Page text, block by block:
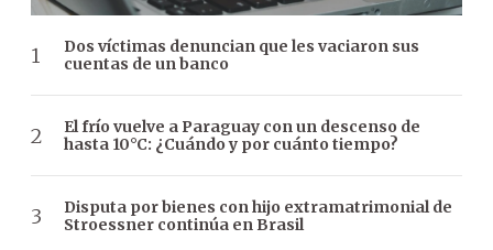
Dos víctimas denuncian que les vaciaron sus
cuentas de un banco
El frío vuelve a Paraguay con un descenso de
hasta 10°C: ¿Cuándo y por cuánto tiempo?
Disputa por bienes con hijo extramatrimonial de
Stroessner continúa en Brasil